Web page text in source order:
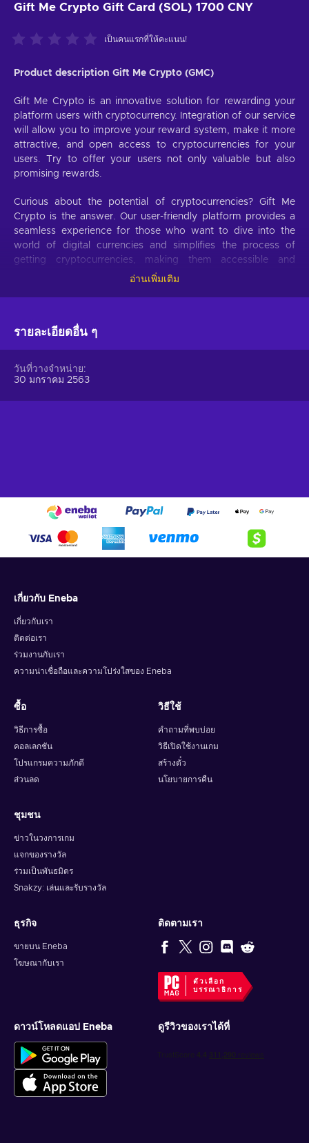
Gift Me Crypto Gift Card (SOL) 1700 CNY
เป็นคนแรกที่ให้คะแนน!
Product description Gift Me Crypto (GMC)
Gift Me Crypto is an innovative solution for rewarding your
platform users with cryptocurrency. Integration of our service
will allow you to improve your reward system, make it more
attractive, and open access to cryptocurrencies for your
users. Try to offer your users not only valuable but also
promising rewards.
Curious about the potential of cryptocurrencies? Gift Me
Crypto is the answer. Our user-friendly platform provides a
seamless experience for those who want to dive into the
world of digital currencies and simplifies the process of
getting cryptocurrencies, making them accessible and
users can easily receive popular cryptocurrencies such as
straight to their wallet and then do whatever they want with
them.
How to redeem Gift Me Crypto (GMC)
3. Enter your email address,
4. Pick the desired crypto between 8 of the most popular
crypto,
5. Enter your wallet address and click on redeem,
redeem your whole voucher at once. Once you’ve done that,
you should give it up to 30 minutes for your cryptocurrency
to arrive in your wallet. After that, you can use your new
wallet balance as you like.
อ่านเพิ่มเติม
รายละเอียดอื่น ๆ
วันที่วางจำหน่าย
30 มกราคม 2563
เกี่ยวกับ Eneba
เกี่ยวกับเรา
ติดต่อเรา
ร่วมงานกับเรา
ความน่าเชื่อถือและความโปร่งใสของ Eneba
ซื้อ
วิธีการซื้อ
คอลเลกชัน
โปรแกรมความภักดี
ส่วนลด
วิธีใช้
คำถามที่พบบ่อย
วิธีเปิดใช้งานเกม
สร้างตั๋ว
นโยบายการคืน
ชุมชน
ข่าวในวงการเกม
แจกของรางวัล
ร่วมเป็นพันธมิตร
Snakzy: เล่นและรับรางวัล
ธุรกิจ
ขายบน Eneba
โฆษณากับเรา
ติดตามเรา
ตัวเลือก
บรรณาธิการ
ดาวน์โหลดแอป Eneba ดูรีวิวของเราได้ที่